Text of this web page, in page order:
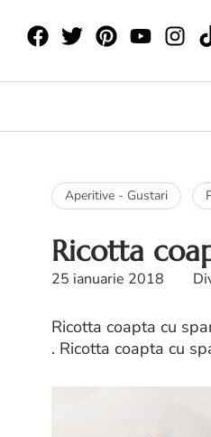
Aperitive - Gustari
Ricotta
25 ianuarie 2018
Ricotta coapta cu
. Ricotta coapta cu